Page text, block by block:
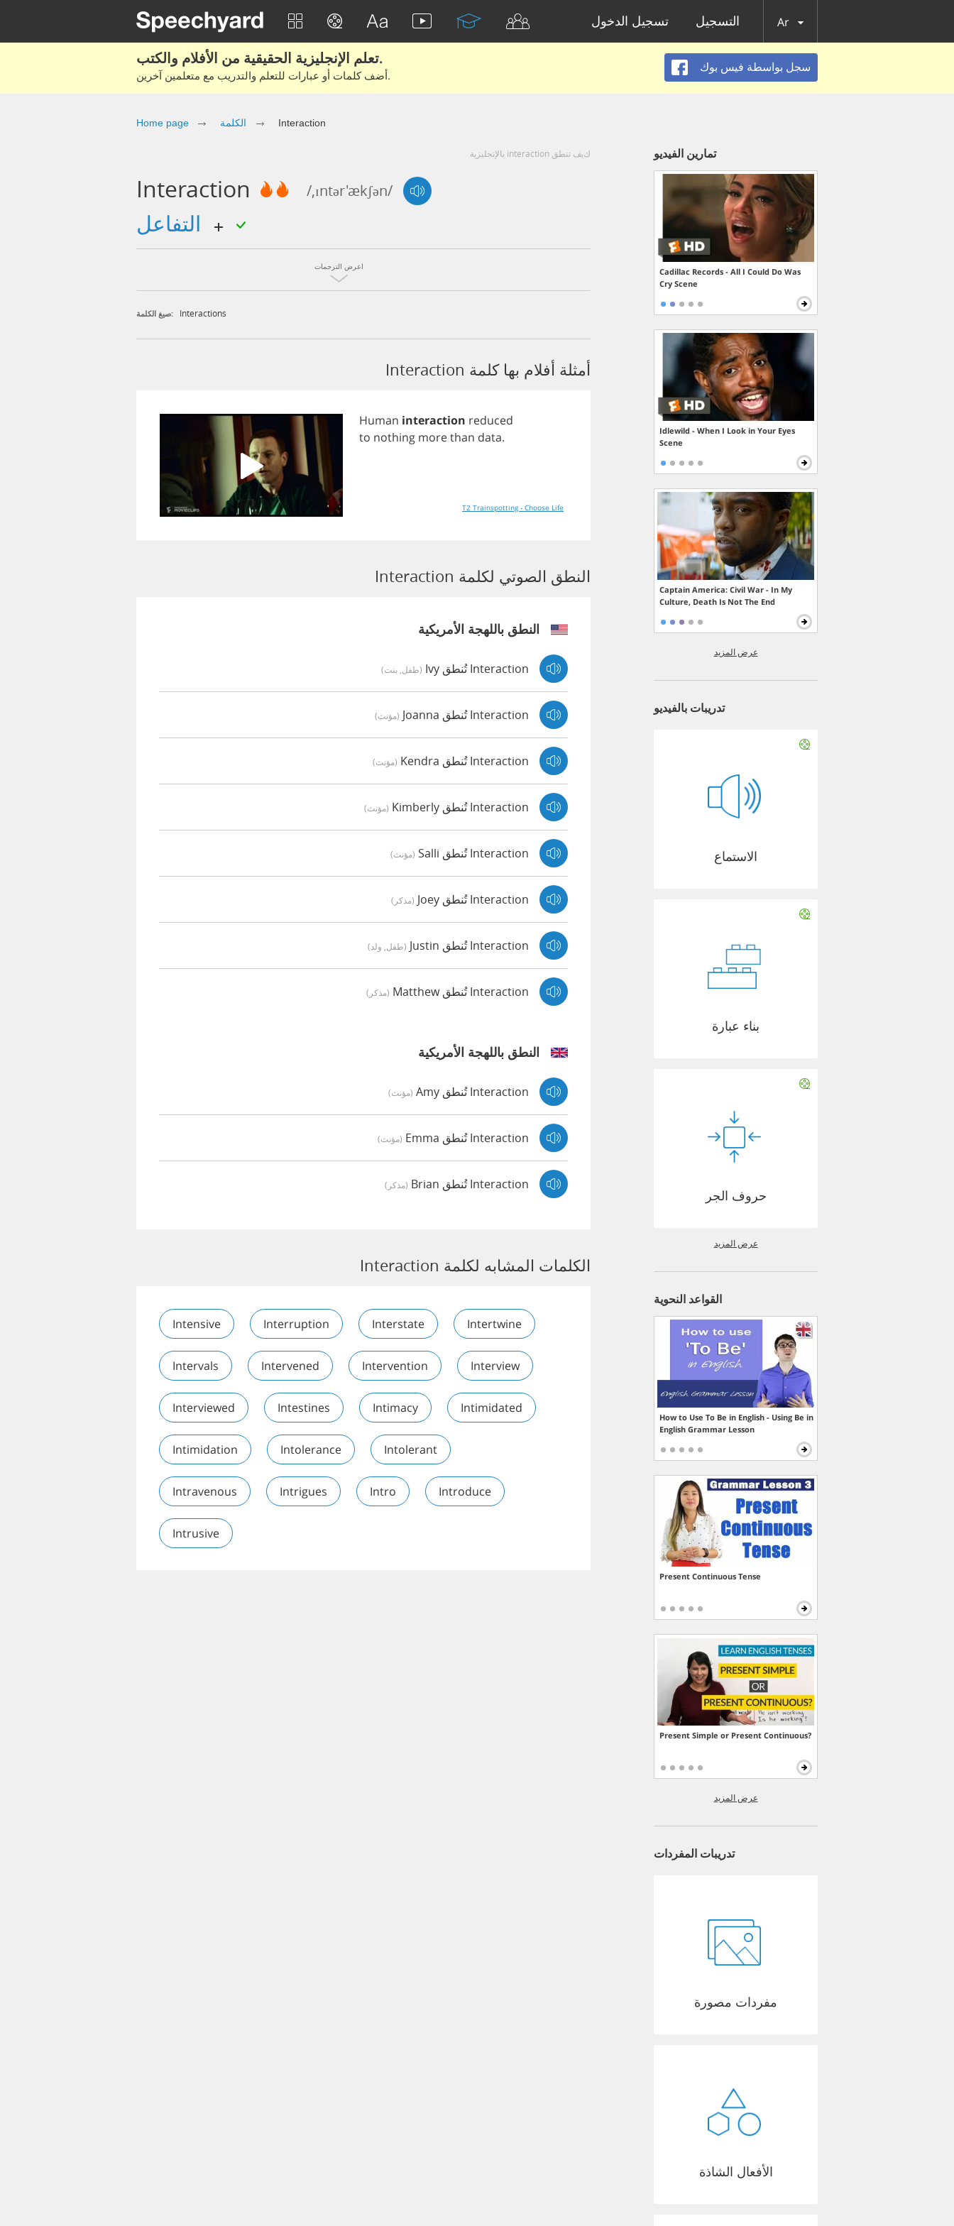
تسجيل الدخول التسجيل Ar
تعلم الإنجليزية الحقيقية من الأفلام والكتب.
أضف كلمات أو عبارات للتعلم والتدريب مع متعلمين آخرين.
سجل بواسطة فيس بوك
Home page الكلمة Interaction
كيف تنطق interaction بالإنجليزية
Interaction /,ɪntər'ækʃən/
اعرض الترجمات
صيغ الكلمة: Interactions
أمثلة أفلام بها كلمة Interaction
Human interaction reduced
to nothing morethan data.
T2 Trainspotting - Choose Life
النطق الصوتي لكلمة Interaction
النطق باللهجة الأمريكية
Interaction تُنطق Ivy (طفل, بنت)
Interaction تُنطق Joanna (مؤنث)
Interaction تُنطق Kendra (مؤنث)
Interaction تُنطق Kimberly (مؤنث)
Interaction تُنطق Salli (مؤنث)
Interaction تُنطق Joey (مذكر)
Interaction تُنطق Justin (طفل, ولد)
Interaction تُنطق Matthew (مذكر)
النطق باللهجة الأمريكية
Interaction تُنطق Amy (مؤنث)
Interaction تُنطق Emma (مؤنث)
Interaction تُنطق Brian (مذكر)
الكلمات المشابه لكلمة Interaction
Intensive Interruption Interstate Intertwine
Intervals Intervened Intervention Interview
Interviewed Intestines Intimacy Intimidated
Intimidation Intolerance Intolerant
Intravenous Intrigues Intro Introduce
Intrusive
تمارين الفيديو
Cadillac Records - All I Could Do Was
Cry Scene
Idlewild - When I Look in Your Eyes
Scene
Captain America: Civil War - In My
Culture, Death Is Not The End
عرض المزيد
تدريبات بالفيديو
الاستماع
بناء عبارة
حروف الجر
عرض المزيد
القواعد النحوية
How to Use To Be in English - Using Be in
English Grammar Lesson
Present Continuous Tense
Present Simple or Present Continuous?
عرض المزيد
تدريبات المفردات
مفردات مصورة
الأفعال الشاذة